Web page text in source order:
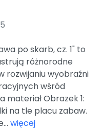
po skarb, cz. 1" to
różnorodne
rozwijaniu wyobraźni
wśród
materiał Obrazek 1:
na tle placu zabaw.
więcej